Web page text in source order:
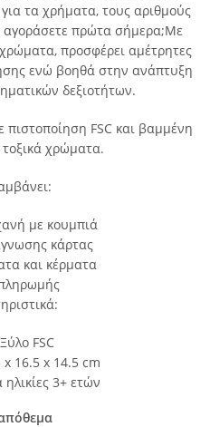
τα χρήματα, τους αριθμούς
αγοράσετε πρώτα σήμερα;Με
προσφέρει αμέτρητες
ενώ βοηθά στην ανάπτυξη
δεξιοτήτων.
FSC και βαμμένη
χρώματα.
με κουμπιά
κάρτας
και κέρματα
FSC
x 16.5 x 14.5 cm
3+ ετών